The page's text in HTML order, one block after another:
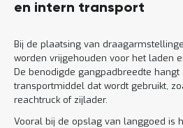
en intern transport
Bij de plaatsing van
worden vrijgehouden voor het laden
De benodigde gangpadbreedte
transportmiddel dat wordt gebruikt,
reachtruck of zijlader.
Vooral bij de opslag van langgoed is